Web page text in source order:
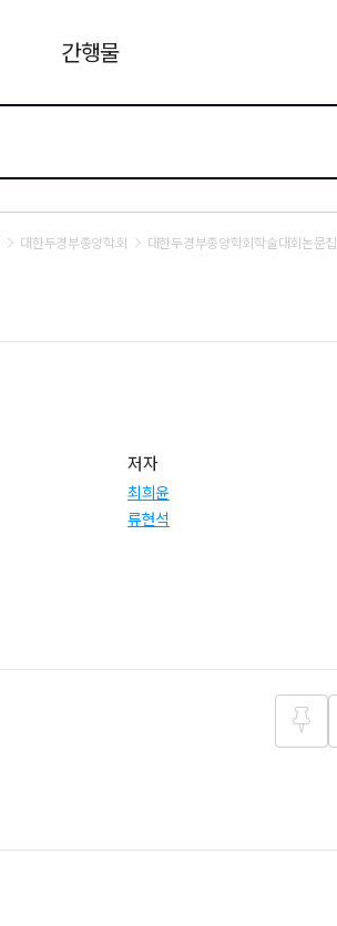
간행물
대한두경부종양학회 대한두경부종양학회학술대회논문집
저자
최희윤
류현석